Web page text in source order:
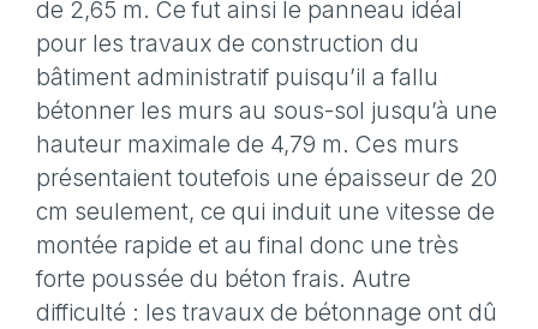
de 2,65 m. Ce fut ainsi le panneau idéal
pour les travaux de construction du
bâtiment administratif puisqu’il a fallu
bétonner les murs au sous-sol jusqu’à une
hauteur maximale de 4,79 m. Ces murs
présentaient toutefois une épaisseur de 20
cm seulement, ce qui induit une vitesse de
montée rapide et au final donc une très
forte poussée du béton frais. Autre
difficulté : les travaux de bétonnage ont dû